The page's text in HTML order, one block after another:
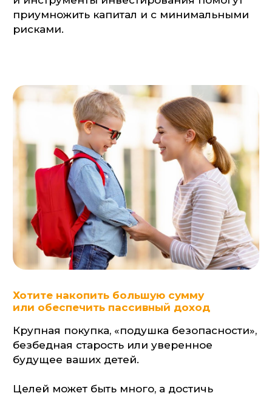
Хотите накопить большую сумму
или обеспечить пассивный доход
Крупная покупка, «подушка безопасности»,
безбедная старость или уверенное
будущее ваших детей.
Целей может быть много, а достичь
их поможет грамотно сформированный
инвестиционный портфель.